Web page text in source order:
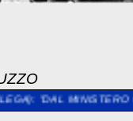
QUASI 5